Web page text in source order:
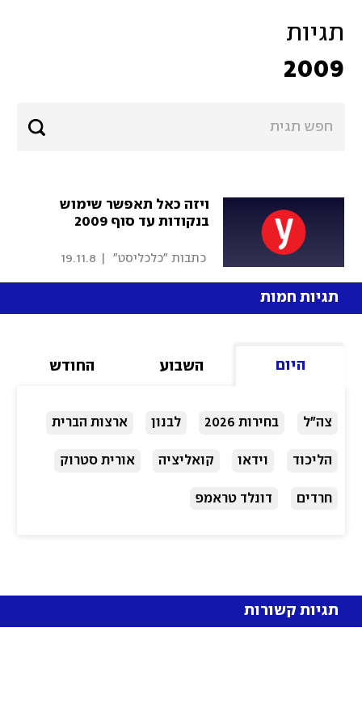
תגיות
2009
ויזה כאל תאפשר שימוש
בנקודות עד סוף 2009
כתבות "כלכליסט" 19.11.8
תגיות חמות
היום השבוע החודש
צה"ל בחירות 2026 לבנון ארצות הברית
הליכוד וידאו קואליציה אורית סטרוק
חרדים דונלד טראמפ
תגיות קשורות